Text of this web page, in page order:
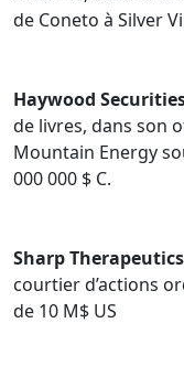
de Coneto à Silver
Haywood
de livres, dans son
Mountain Energy
000 000 $ C.
Sharp Therapeutics
courtier d’actions
de 10 M$ US